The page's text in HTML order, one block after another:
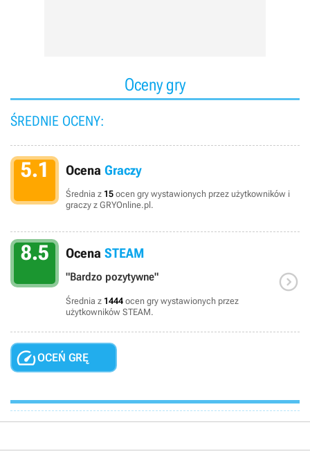
Oceny gry
ŚREDNIE OCENY:
5.1 Ocena Graczy
Średnia z 15 ocen gry wystawionych przez użytkowników i
graczy z GRYOnline.pl.
8.5 Ocena STEAM
"Bardzo pozytywne"
Średnia z 1444 ocen gry wystawionych przez
użytkowników STEAM.

OCEŃ GRĘ